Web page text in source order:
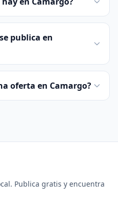
publica en
oferta en Camargo?
Publica gratis y encuentra